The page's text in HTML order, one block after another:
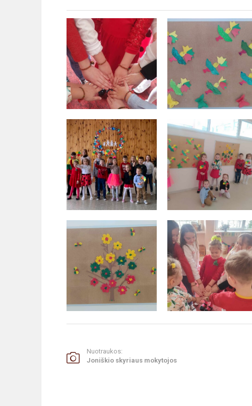
Nuotraukos:
Joniškio skyriaus mokytojos